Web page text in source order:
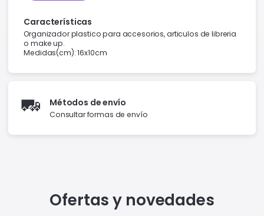
Características
Organizador plastico para accesorios, articulos de libreria
o make up.
Medidas(cm): 16x10cm
🚛 Métodos de envío
Consultar formas de envío
Ofertas y novedades